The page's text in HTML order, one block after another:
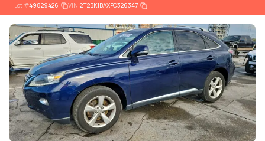
Lot#49829426 VIN:2T2BK1BAXFC326347